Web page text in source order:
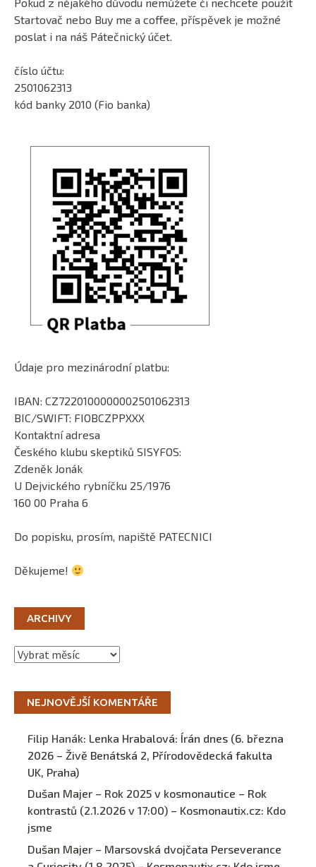
Startovač nebo Buy me a coffee, příspěvek je možné
poslat i na náš Pátečnický účet.
číslo účtu:
2501062313
kód banky 2010 (Fio banka)
Údaje pro mezinárodní platbu:
IBAN: CZ7220100000002501062313
BIC/SWIFT: FIOBCZPPXXX
Kontaktní adresa
Českého klubu skeptiků SISYFOS:
Zdeněk Jonák
U Dejvického rybníčku 25/1976
160 00 Praha 6
Do popisku, prosím, napiště PATECNICI
Děkujeme!
ARCHIVY
Archivy
NEJNOVĚJŠÍ KOMENTÁŘE
Filip Hanák: Lenka Hrabalová: Írán dnes (6. března
2026 – Živě Benátská 2, Přírodovědecká fakulta
UK, Praha)
Dušan Majer – Rok 2025 v kosmonautice – Rok
kontrastů (2.1.2026 v 17:00) – Kosmonautix.cz: Kdo
jsme
Dušan Majer – Marsovská dvojčata Perseverance